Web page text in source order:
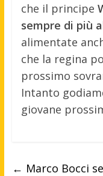
che il principe
sempre di più
alimentate
che la regina
prossimo
Intanto
giovane
← Marco Bocci